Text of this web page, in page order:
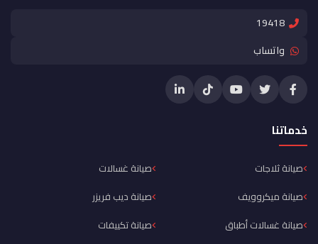
19418
واتساب
خدماتنا
صيانة ثلاجات
صيانة غسالات
صيانة ميكروويف
صيانة ديب فريزر
صيانة غسالات أطباق
صيانة تكييفات